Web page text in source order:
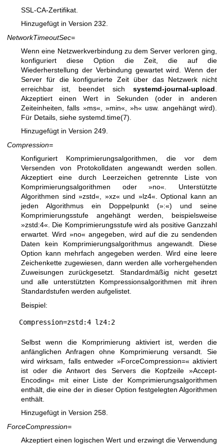
SSL-CA-Zertifikat.
Hinzugefügt in Version 232.
NetworkTimeoutSec=
Wenn eine Netzwerkverbindung zu dem Server verloren ging,
konfiguriert diese Option die Zeit, die auf die
Wiederherstellung der Verbindung gewartet wird. Wenn der
Server für die konfigurierte Zeit über das Netzwerk nicht
erreichbar ist, beendet sich systemd-journal-upload
Akzeptiert einen Wert in Sekunden (oder in anderen
Zeiteinheiten, falls »ms«, »min«, »h« usw. angehängt wird).
Für Details, siehe systemd.time(7)
Hinzugefügt in Version 249.
Compression=
Konfiguriert Komprimierungsalgorithmen, die vor dem
Versenden von Protokolldaten angewandt werden sollen.
Akzeptiert eine durch Leerzeichen getrennte Liste von
Komprimierungsalgorithmen oder »no«. Unterstützte
Algorithmen sind »zstd«, »xz« und »lz4«. Optional kann an
jeden Algorithmus ein Doppelpunkt (»:«) und seine
Komprimierungsstufe angehängt werden, beispielsweise
»zstd:4«. Die Komprimierungsstufe wird als positive Ganzzahl
erwartet. Wird »no« angegeben, wird auf die zu sendenden
Daten kein Komprimierungsalgorithmus angewandt. Diese
Option kann mehrfach angegeben werden. Wird eine leere
Zeichenkette zugewiesen, dann werden alle vorhergehenden
Zuweisungen zurückgesetzt. Standardmäßig nicht gesetzt
und alle unterstützten Kompressionsalgorithmen mit ihren
Standardstufen werden aufgelistet.
Beispiel:
Compression=zstd:4 lz4:2
Selbst wenn die Komprimierung aktiviert ist, werden die
anfänglichen Anfragen ohne Komprimierung versandt. Sie
wird wirksam, falls entweder »ForceCompression=« aktiviert
ist oder die Antwort des Servers die Kopfzeile »Accept-
Encoding« mit einer Liste der Komprimierungsalgorithmen
enthält, die eine der in dieser Option festgelegten Algorithmen
enthält.
Hinzugefügt in Version 258.
ForceCompression=
Akzeptiert einen logischen Wert und erzwingt die Verwendung